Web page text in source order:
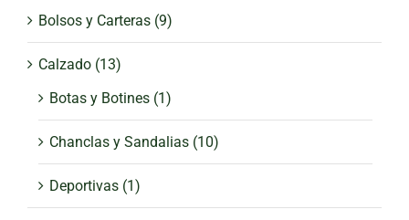
Bolsos y Carteras (9)
Calzado (13)
Botas y Botines (1)
Chanclas y Sandalias (10)
Deportivas (1)